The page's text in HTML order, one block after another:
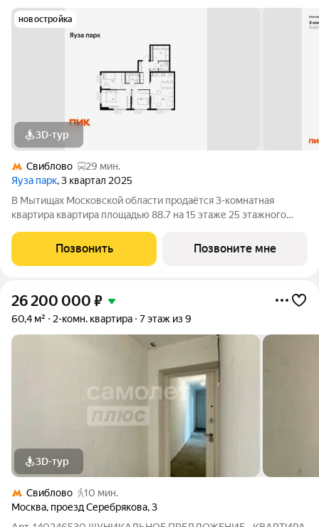
новостройка
3D-тур
Свиблово
29 мин.
Яуза парк, 3 квартал 2025
В Мытищах Московской области продаётся 3-комнатная
квартира квартира площадью 88.7 на 15 этаже 25 этажного
расположение 5 минут пешком до ж/д станции Мытищи и 20
минут на автомобиле до
Позвонить Позвоните мне
26 200 000 ₽
60,4 м² 2-комн. квартира 7 этаж из 9
3D-тур
Свиблово
10 мин.
Москва, проезд Серебрякова,3